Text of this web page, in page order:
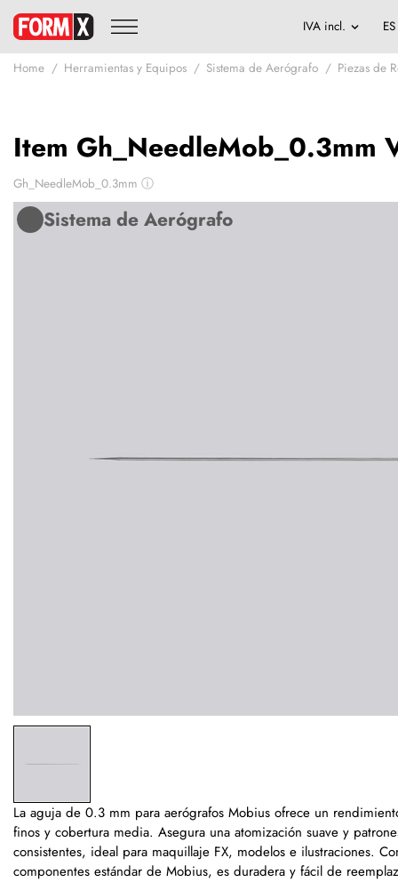
Home Herramientas y Equipos Sistema de Aerógrafo Piezas de
Item Gh_NeedleMob_0.3mm
Gh_NeedleMob_0.3mm ⓘ
Sistema de Aerógrafo
La aguja de 0.3 mm para aerógrafos Mobius ofrece un
finos y cobertura media. Asegura una atomización suave y
consistentes, ideal para maquillaje FX, modelos e ilustraciones.
componentes estándar de Mobius, es duradera y fácil de